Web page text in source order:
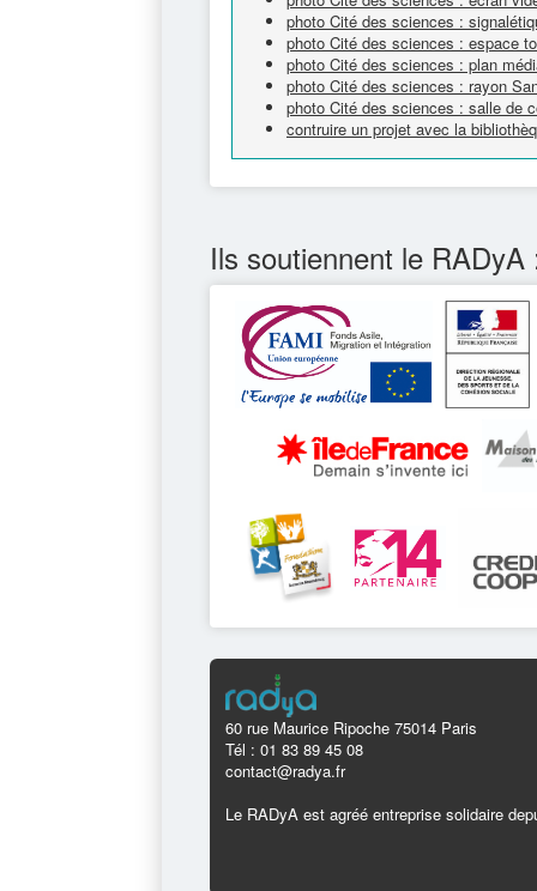
photo Cité des sciences :
photo Cité des sciences : espace
photo Cité des sciences : plan
photo Cité des sciences : rayon
photo Cité des sciences : salle de
contruire un projet avec la
Ils soutiennent le RADyA
60 rue Maurice Ripoche 75014 Paris
Tél : 01 83 89 45 08
contact@radya.fr
Le RADyA est agréé entreprise solidaire